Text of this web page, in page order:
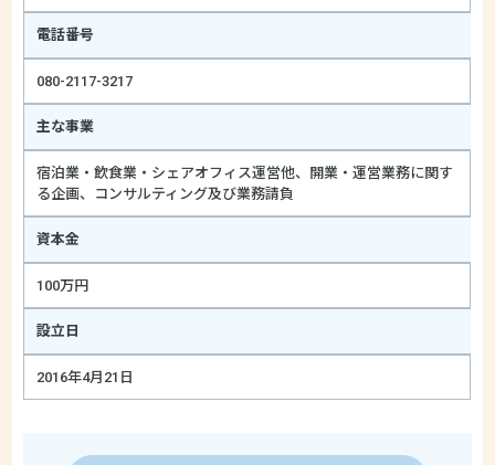
電話番号
080-2117-3217
主な事業
宿泊業・飲食業・シェアオフィス運営他、開業・運営業務に関す
る企画、コンサルティング及び業務請負
資本金
100万円
設立日
2016年4月21日